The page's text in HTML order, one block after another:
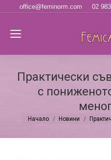
office@feminorm.com 02
Практически
с
You are here:
Начало Новини